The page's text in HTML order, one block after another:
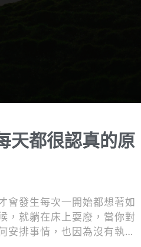
天都很認真的原
會發生每次一開始都想著如
，就躺在床上耍廢，當你對
安排事情，也因為沒有執行